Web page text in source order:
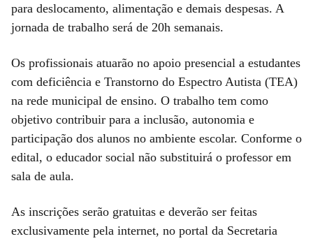
para deslocamento, alimentação e demais despesas. A
jornada de trabalho será de 20h semanais.
Os profissionais atuarão no apoio presencial a estudantes
com deficiência e Transtorno do Espectro Autista (TEA)
na rede municipal de ensino. O trabalho tem como
objetivo contribuir para a inclusão, autonomia e
participação dos alunos no ambiente escolar. Conforme o
edital, o educador social não substituirá o professor em
sala de aula.
As inscrições serão gratuitas e deverão ser feitas
exclusivamente pela internet, no portal da Secretaria